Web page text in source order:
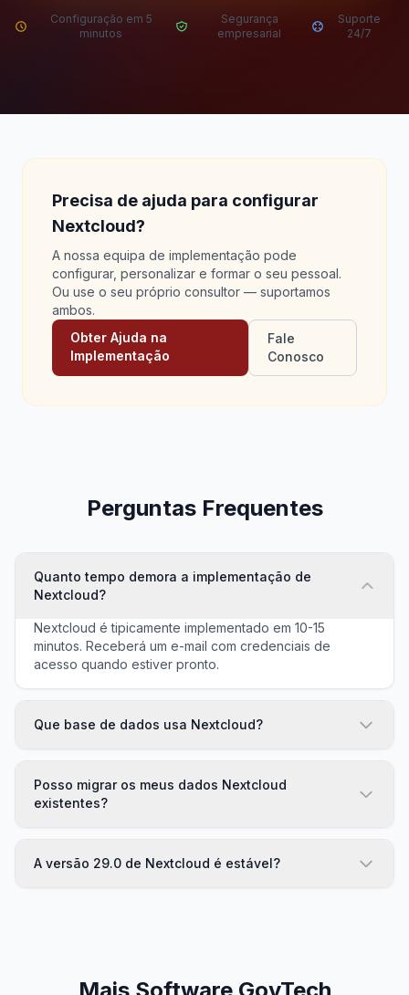
Configuração em 5
minutos
Segurança
empresarial
Suporte
24/7
Precisa de ajuda para configurar
Nextcloud?
A nossa equipa de implementação pode
configurar, personalizar e formar o seu pessoal.
Ou use o seu próprio consultor — suportamos
ambos.
Obter Ajuda na
Implementação
Fale
Conosco
Perguntas Frequentes
Quanto tempo demora a implementação de
Nextcloud?
Nextcloud é tipicamente implementado em 10-15
minutos. Receberá um e-mail com credenciais de
acesso quando estiver pronto.
Que base de dados usa Nextcloud?
Posso migrar os meus dados Nextcloud
existentes?
A versão 29.0 de Nextcloud é estável?